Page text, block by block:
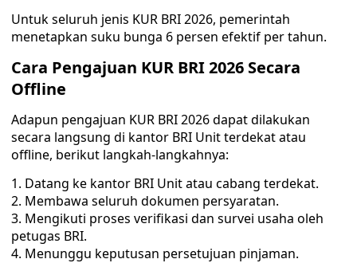
Untuk seluruh jenis KUR BRI 2026, pemerintah
menetapkan suku bunga 6 persen efektif per tahun.
Cara Pengajuan KUR BRI 2026 Secara
Offline
Adapun pengajuan KUR BRI 2026 dapat dilakukan
secara langsung di kantor BRI Unit terdekat atau
offline, berikut langkah-langkahnya:
Datang ke kantor BRI Unit atau cabang terdekat.
Membawa seluruh dokumen persyaratan.
Mengikuti proses verifikasi dan survei usaha oleh
petugas BRI.
Menunggu keputusan persetujuan pinjaman.